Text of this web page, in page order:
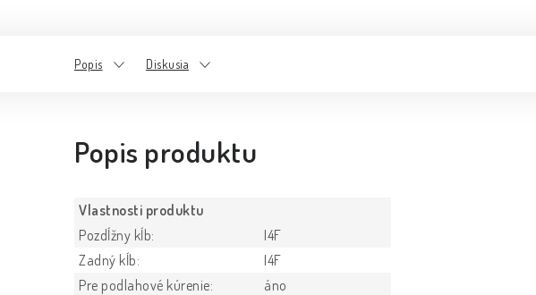
Popis Diskusia
Popis produktu
Vlastnosti produktu
Pozdĺžny kĺb:
I4F
Zadný kĺb:
I4F
Pre podlahové kúrenie:
áno